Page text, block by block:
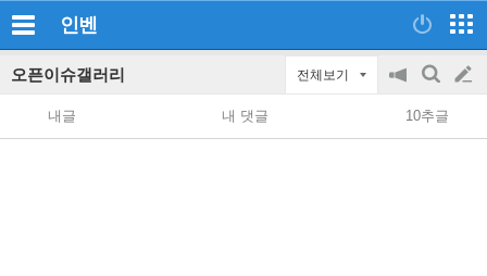
인벤
오픈이슈갤러리 전체보기
공
지
on/off
검
색
글
쓰
내글 내 댓글 10추글